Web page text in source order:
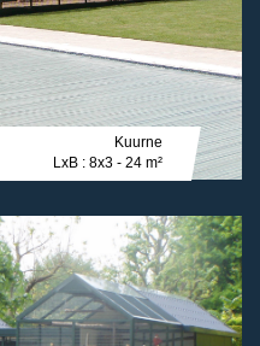
Kuurne
LxB : 8x3 - 24 m²